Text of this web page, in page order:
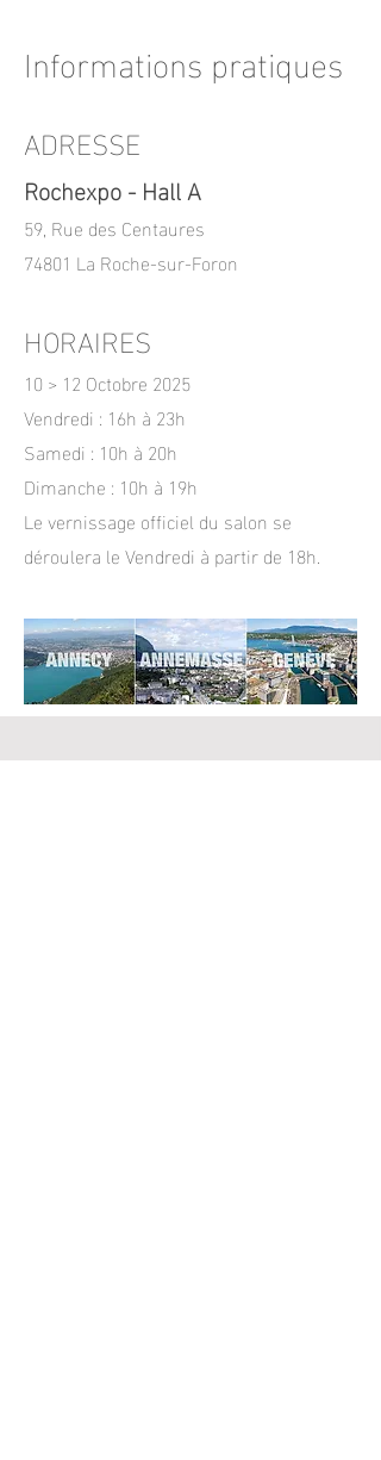
Informations pratiques
ADRESSE
Rochexpo - Hall A
59, Rue des Centaures
74801 La Roche-sur-Foron
HORAIRES
10 > 12 Octobre 2025
Vendredi : 16h à 23h
Samedi : 10h à 20h
Dimanche : 10h à 19h
Le vernissage officiel du salon se
déroulera le Vendredi à partir de 18h.